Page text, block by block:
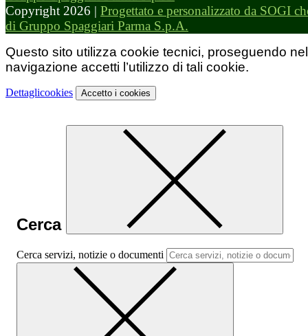
Copyright 2026 | Progettato e personalizzato da SOGI
di Gruppo Spaggiari Parma S.p.A.
Questo sito utilizza cookie tecnici, proseguendo
navigazione accetti l’utilizzo di tali cookie.
Dettaglicookies Accetto i cookies
Cerca
Cerca servizi, notizie o documenti